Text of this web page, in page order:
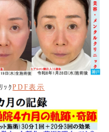
の中の脂肪を破壊しな
て提供することにし
であり、最も引き締
イフ＋５(プラスファ
始いたします。「お
「ひなたのレーザー
ｯｸPDF表示